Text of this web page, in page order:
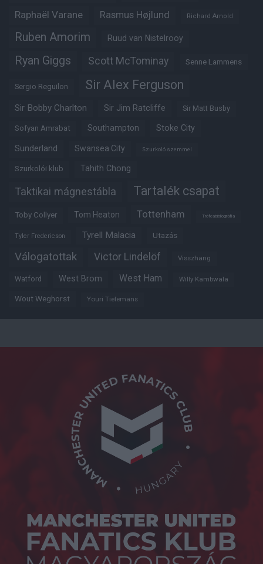
Raphaël Varane Rasmus Højlund Richard Arnold
Ruben Amorim Ruud van Nistelrooy
Ryan Giggs Scott McTominay Senne Lammens
Sergio Reguilon Sir Alex Ferguson
Sir Bobby Charlton Sir Jim Ratcliffe Sir Matt Busby
Sofyan Amrabat Southampton Stoke City
Sunderland Swansea City Szurkoló szemmel
Szurkolói klub Tahith Chong
Taktikai mágnestábla Tartalék csapat
Toby Collyer Tom Heaton Tottenham Trófeabibliográfia
Tyler Fredericson Tyrell Malacia Utazás
Válogatottak Victor Lindelöf Visszhang
Watford West Brom West Ham Willy Kambwala
Wout Weghorst Youri Tielemans